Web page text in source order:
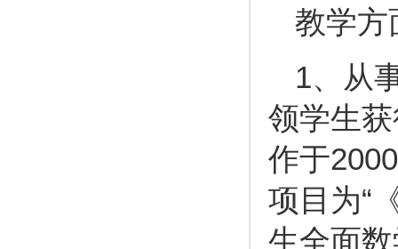
教学方
1、从
领学生
作于
项目为“
生全面